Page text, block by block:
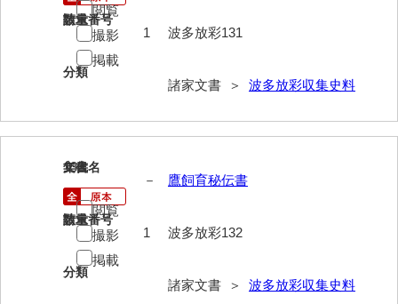
片山家文書（下関市豊浦）
片山家文書（美和町）
桂家文書（防府市）
桂家文書（宇部市1）
桂家文書（宇部市2）
桂家文書（下関市長府）
桂家文書（大阪市）
請求番号
波多放彩131
分類
諸家文書 ＞ 波多放彩収集史料
数量
1
閲覧
撮影
掲載
132
文書名
鷹飼育秘伝書
請求番号
波多放彩132
分類
諸家文書 ＞ 波多放彩収集史料
年代
－
数量
1
閲覧
撮影
掲載